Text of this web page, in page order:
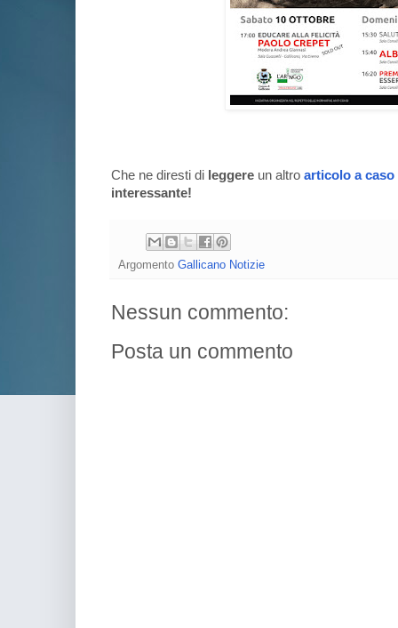
Che ne diresti di leggere un altro articolo a caso
interessante!
Argomento Gallicano Notizie
Nessun commento:
Posta un commento